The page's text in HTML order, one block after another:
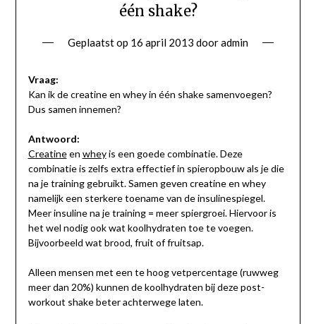
één shake?
Geplaatst op 16 april 2013 dooradmin
Vraag:
Kan ik de creatine en whey in één shake samenvoegen?
Dus samen innemen?
Antwoord:
Creatineen wheyis een goede combinatie. Deze
combinatie is zelfs extra effectief in spieropbouw als je die
na je training gebruikt. Samen geven creatine en whey
namelijk een sterkere toename van de insulinespiegel.
Meer insuline na je training = meer spiergroei. Hiervoor is
het wel nodig ook wat koolhydraten toe te voegen.
Bijvoorbeeld wat brood, fruit of fruitsap.
Alleen mensen met een te hoog vetpercentage (ruwweg
meer dan 20%) kunnen de koolhydraten bij deze post-
workout shake beter achterwege laten.